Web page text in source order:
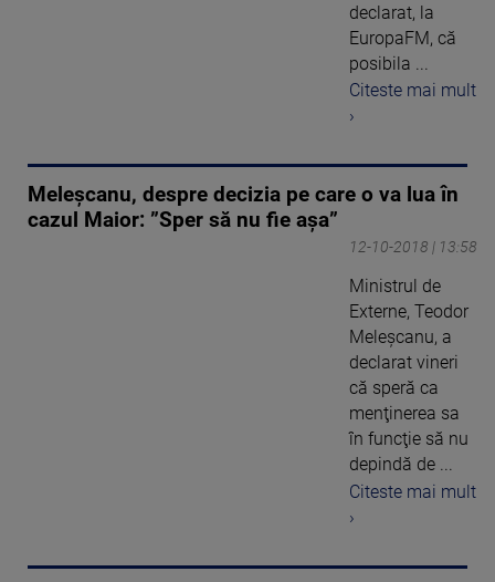
declarat, la
EuropaFM, că
posibila ...
Citeste mai mult
›
Meleșcanu, despre decizia pe care o va lua în
cazul Maior: ”Sper să nu fie așa”
12-10-2018 | 13:58
Ministrul de
Externe, Teodor
Meleşcanu, a
declarat vineri
că speră ca
menţinerea sa
în funcţie să nu
depindă de ...
Citeste mai mult
›